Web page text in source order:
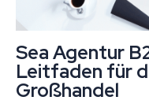
Sea Agentur
Leitfaden für
Großhandel